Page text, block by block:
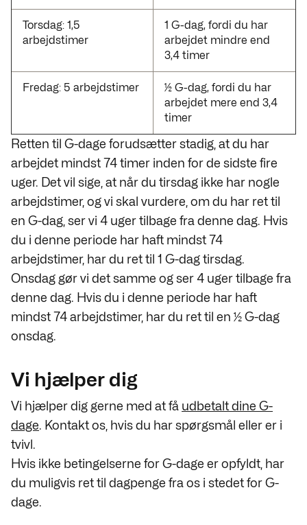
Torsdag: 1,5
arbejdstimer
1 G-dag, fordi du har
arbejdet mindre end
3,4 timer
Fredag: 5 arbejdstimer
½ G-dag, fordi du har
arbejdet mere end 3,4
timer
Retten til G-dage forudsætter stadig, at du har
arbejdet mindst 74 timer inden for de sidste fire
uger. Det vil sige, at når du tirsdag ikke har nogle
arbejdstimer, og vi skal vurdere, om du har ret til
en G-dag, ser vi 4 uger tilbage fra denne dag. Hvis
du i denne periode har haft mindst 74
arbejdstimer, har du ret til 1 G-dag tirsdag.
Onsdag gør vi det samme og ser 4 uger tilbage fra
denne dag. Hvis du i denne periode har haft
mindst 74 arbejdstimer, har du ret til en ½ G-dag
onsdag.
Vi hjælper dig
Vi hjælper dig gerne med at få udbetalt dine G-
dage. Kontakt os, hvis du har spørgsmål eller er i
tvivl.
Hvis ikke betingelserne for G-dage er opfyldt, har
du muligvis ret til dagpenge fra os i stedet for G-
dage.